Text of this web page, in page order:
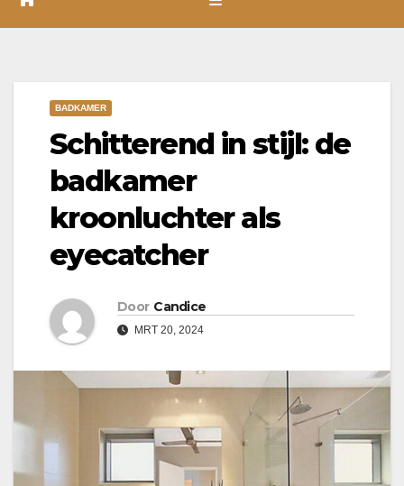
BADKAMER
Schitterend in stijl: de
badkamer
kroonluchter als
eyecatcher
Door Candice
MRT 20, 2024